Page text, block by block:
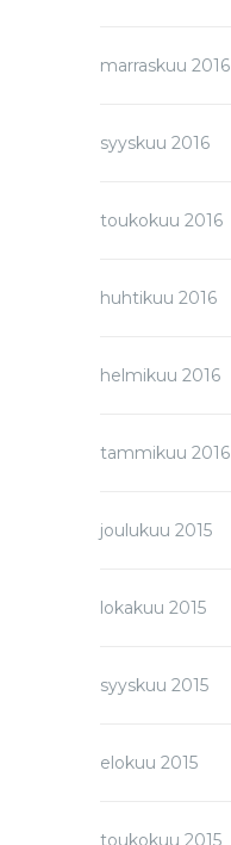
marraskuu 2016
syyskuu 2016
toukokuu 2016
huhtikuu 2016
helmikuu 2016
tammikuu 2016
joulukuu 2015
lokakuu 2015
syyskuu 2015
elokuu 2015
toukokuu 2015